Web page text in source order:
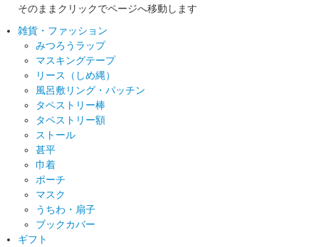
そのままクリックでページへ移動します
雑貨・ファッション
みつろうラップ
マスキングテープ
リース（しめ縄）
風呂敷リング・パッチン
タペストリー棒
タペストリー額
ストール
甚平
巾着
ポーチ
マスク
うちわ・扇子
ブックカバー
ギフト